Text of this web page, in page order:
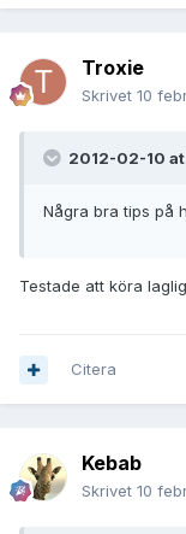
Troxie
Skrivet 10
2012-02-10
Några bra tips på
Testade att köra
Citera
Kebab
Skrivet 10